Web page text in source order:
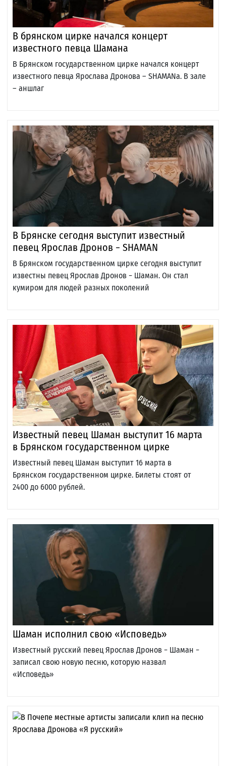
В брянском цирке начался концерт
известного певца Шамана
В Брянском государственном цирке начался концерт
известного певца Ярослава Дронова – SHAMANа. В зале
– аншлаг
В Брянске сегодня выступит известный
певец Ярослав Дронов − SHAMAN
В Брянском государственном цирке сегодня выступит
известны певец Ярослав Дронов − Шаман. Он стал
кумиром для людей разных поколений
Известный певец Шаман выступит 16 марта
в Брянском государственном цирке
Известный певец Шаман выступит 16 марта в
Брянском государственном цирке. Билеты стоят от
2400 до 6000 рублей.
Шаман исполнил свою «Исповедь»
Известный русский певец Ярослав Дронов − Шаман −
записал свою новую песню, которую назвал
«Исповедь»